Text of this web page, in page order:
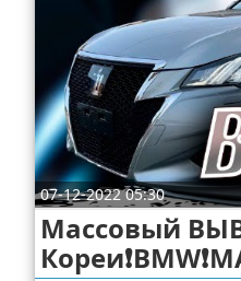
Своими руками
Строительство и ремонт
Отказ от ответственности
07-12-2022 05:30
Массовый